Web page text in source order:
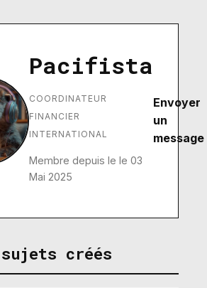
Pacifista
COORDINATEUR
FINANCIER
INTERNATIONAL
Membre depuis le le 03
Mai 2025
Envoyer
un
message
créés